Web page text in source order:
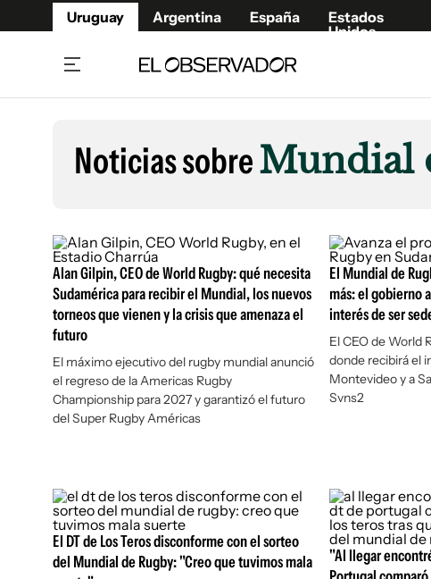
Uruguay Argentina España
Estados
Unidos
Beneficios Member
Café y Negocios
Economía y Empresas
Agro
Brand Studio
Mundo
Cultura y Espectáculos
Fúnebres
Newsletters
Argentina
Estados
Noticias sobreMundial
Alan Gilpin, CEO de World Rugby: qué necesita
Sudamérica para recibir el Mundial, los nuevos
torneos que vienen y la crisis que amenaza el
futuro
El máximo ejecutivo del rugby mundial anunció
el regreso de la Americas Rugby
Championship para 2027 y garantizó el futuro
del Super Rugby Américas
El Mundial de
más: el gobierno
interés de ser
El CEO de World
donde recibirá el
Montevideo y a
Svns2
El DT de Los Teros disconforme con el sorteo
del Mundial de Rugby: "Creo que tuvimos mala
"Al llegar